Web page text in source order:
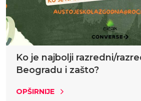
Ko je najbolji razredni/
Beogradu i zašto?
OPŠIRNIJE